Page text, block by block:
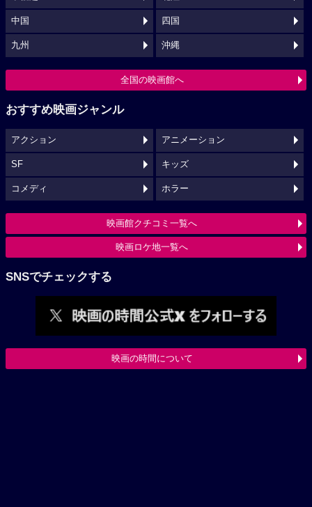
中国 四国
九州 沖縄
全国の映画館へ
おすすめ映画ジャンル
アクション アニメーション
SF キッズ
コメディ ホラー
映画館クチコミ一覧へ
映画ロケ地一覧へ
SNSでチェックする
映画の時間について